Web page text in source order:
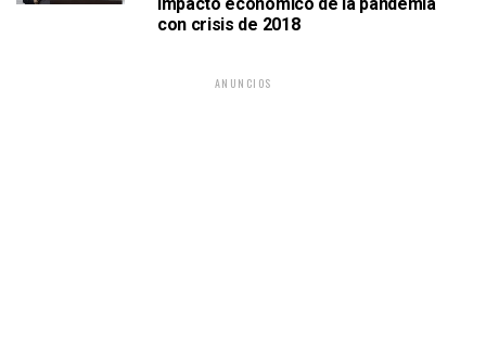
con crisis de 2018
ANUNCIOS